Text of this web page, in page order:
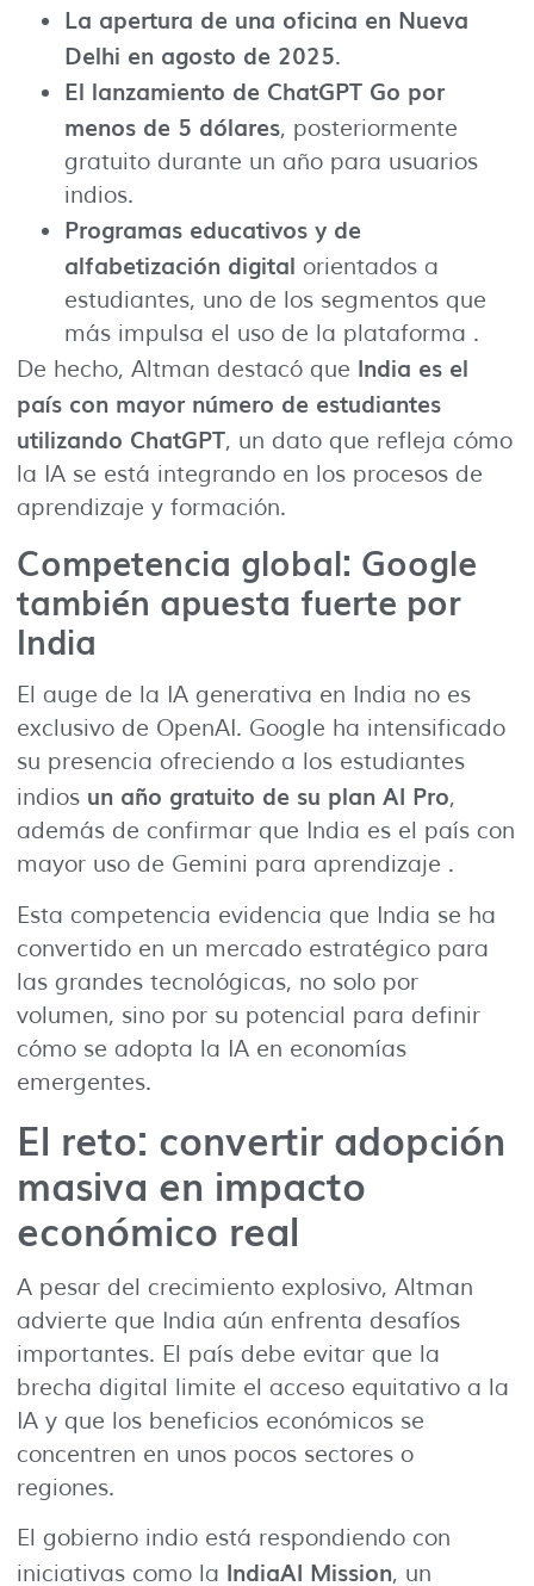
La apertura de una oficina en Nueva
Delhi en agosto de 2025.
El lanzamiento de ChatGPT Go por
menos de 5 dólares, posteriormente
gratuito durante un año para usuarios
indios.
Programas educativos y de
alfabetización digital orientados a
estudiantes, uno de los segmentos que
más impulsa el uso de la plataforma .
De hecho, Altman destacó que India es el
país con mayor número de estudiantes
utilizando ChatGPT, un dato que refleja cómo
la IA se está integrando en los procesos de
aprendizaje y formación.
Competencia global: Google
también apuesta fuerte por
India
El auge de la IA generativa en India no es
exclusivo de OpenAI. Google ha intensificado
su presencia ofreciendo a los estudiantes
indios un año gratuito de su plan AI Pro,
además de confirmar que India es el país con
mayor uso de Gemini para aprendizaje .
Esta competencia evidencia que India se ha
convertido en un mercado estratégico para
las grandes tecnológicas, no solo por
volumen, sino por su potencial para definir
cómo se adopta la IA en economías
emergentes.
El reto: convertir adopción
masiva en impacto
económico real
A pesar del crecimiento explosivo, Altman
advierte que India aún enfrenta desafíos
importantes. El país debe evitar que la
brecha digital limite el acceso equitativo a la
IA y que los beneficios económicos se
concentren en unos pocos sectores o
regiones.
El gobierno indio está respondiendo con
iniciativas como la IndiaAI Mission, un